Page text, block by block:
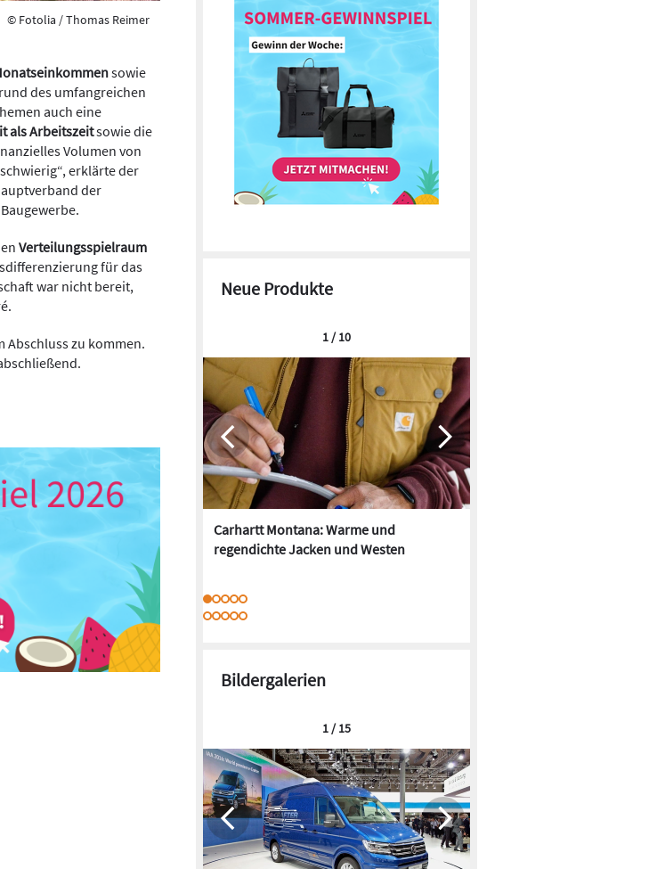
© Fotolia / Thomas Reimer
sowie
des umfangreichen
auch eine
als Arbeitszeitsowie die
Volumen von
erklärte der
der
Verteilungsspielraum
für das
war nicht bereit,
Abschluss zu kommen.
Neue Produkte
Carhartt Montana: Warme und
regendichte Jacken und Westen
1 / 10
Bildergalerien
1 / 15